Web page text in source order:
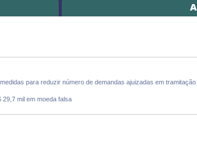
para reduzir número de demandas ajuizadas em tramitação
mil em moeda falsa